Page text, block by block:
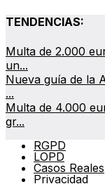
TENDENCIAS:
Multa de 2.000
un...
Nueva guía de la
...
Multa de 4.000
gr...
RGPD
LOPD
Casos Reales
Privacidad